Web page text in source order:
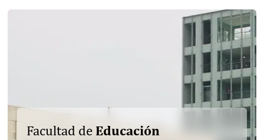
Facultad de Educación